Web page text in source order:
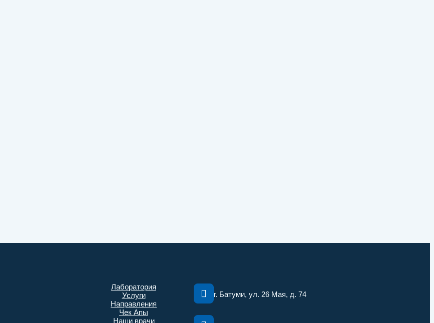
Лаборатория
Услуги
Направления
Чек Апы
Наши врачи
г. Батуми, ул. 26 Мая, д. 74